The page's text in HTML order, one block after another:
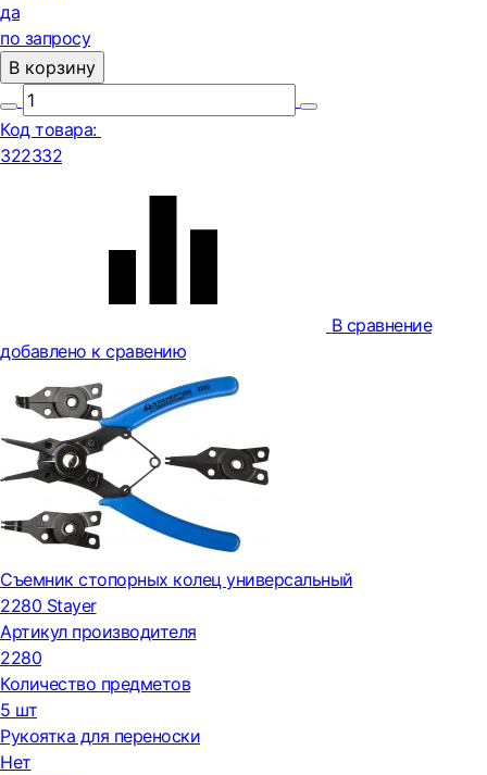
да
по запросу
В корзину
Код товара:
322332
В сравнение
добавлено к сравению
Съемник стопорных колец универсальный
2280 Stayer
Артикул производителя
2280
Количество предметов
5 шт
Рукоятка для переноски
Нет